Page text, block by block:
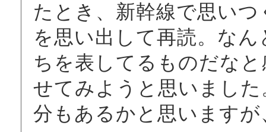
たとき、新幹線で思い
を思い出して再読。な
ちを表してるものだな
せてみようと思いまし
分もあるかと思います